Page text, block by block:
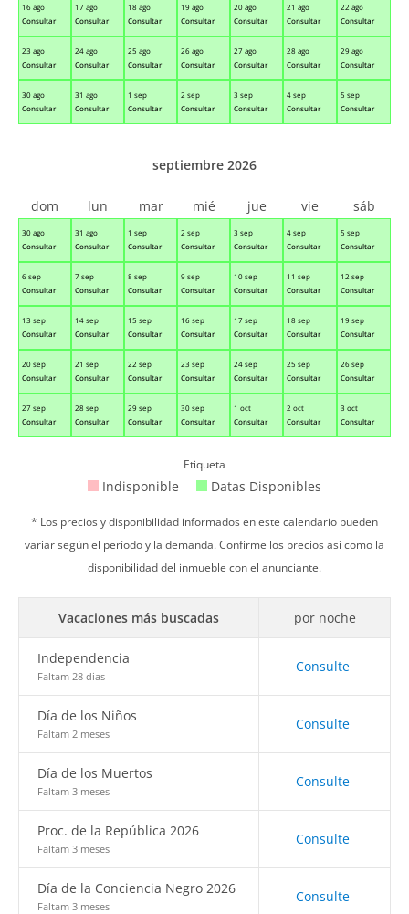
16 ago
Consultar
17 ago
Consultar
18 ago
Consultar
19 ago
Consultar
20 ago
Consultar
21 ago
Consultar
22 ago
Consultar
23 ago
Consultar
24 ago
Consultar
25 ago
Consultar
26 ago
Consultar
27 ago
Consultar
28 ago
Consultar
29 ago
Consultar
30 ago
Consultar
31 ago
Consultar
1 sep
Consultar
2 sep
Consultar
3 sep
Consultar
4 sep
Consultar
5 sep
Consultar
30 ago
Consultar
31 ago
Consultar
1 sep
Consultar
2 sep
Consultar
3 sep
Consultar
4 sep
Consultar
5 sep
Consultar
6 sep
Consultar
7 sep
Consultar
8 sep
Consultar
9 sep
Consultar
10 sep
Consultar
11 sep
Consultar
12 sep
Consultar
13 sep
Consultar
14 sep
Consultar
15 sep
Consultar
16 sep
Consultar
17 sep
Consultar
18 sep
Consultar
19 sep
Consultar
20 sep
Consultar
21 sep
Consultar
22 sep
Consultar
23 sep
Consultar
24 sep
Consultar
25 sep
Consultar
26 sep
Consultar
27 sep
Consultar
28 sep
Consultar
29 sep
Consultar
30 sep
Consultar
1 oct
Consultar
2 oct
Consultar
3 oct
Consultar
septiembre 2026
dom lun mar mié jue vie sáb
Etiqueta
Indisponible Datas Disponibles
* Los precios y disponibilidad informados en este calendario pueden
variar según el período y la demanda. Confirme los precios así como la
disponibilidad del inmueble con el anunciante.
Vacaciones más buscadas por noche
Independencia
Faltam 28 dias
Consulte
Día de los Niños
Faltam 2 meses
Consulte
Día de los Muertos
Faltam 3 meses
Consulte
Proc. de la República 2026
Faltam 3 meses
Consulte
Día de la Conciencia Negro 2026
Faltam 3 meses
Consulte